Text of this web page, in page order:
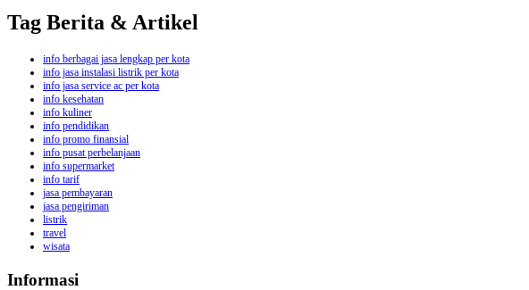
Tag Berita & Artikel
info berbagai jasa lengkap per kota
info jasa instalasi listrik per kota
info jasa service ac per kota
info kesehatan
info kuliner
info pendidikan
info promo finansial
info pusat perbelanjaan
info supermarket
info tarif
jasa pembayaran
jasa pengiriman
listrik
travel
wisata
Informasi